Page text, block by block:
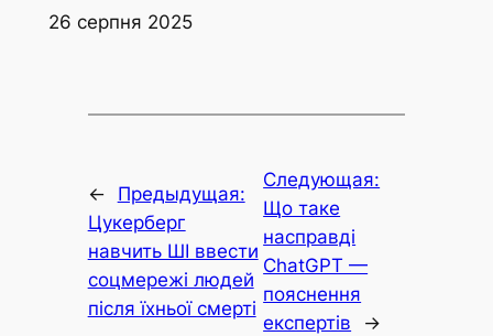
26 серпня 2025
←
Предыдущая:
Цукерберг
навчить ШІ ввести
соцмережі людей
після їхньої смерті
Следующая:
Що таке
насправді
ChatGPT —
пояснення
експертів
→